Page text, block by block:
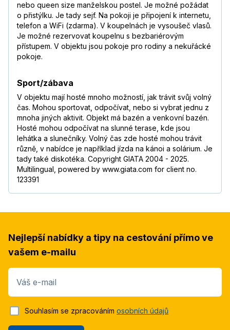
nebo queen size manželskou postel. Je možné požádat
o přistýlku. Je tady sejf. Na pokoji je připojení k internetu,
telefon a WiFi (zdarma). V koupelnách je vysoušeč vlasů.
Je možné rezervovat koupelnu s bezbariérovým
přístupem. V objektu jsou pokoje pro rodiny a nekuřácké
pokoje.
Sport/zábava
V objektu mají hosté mnoho možností, jak trávit svůj volný
čas. Mohou sportovat, odpočívat, nebo si vybrat jednu z
mnoha jiných aktivit. Objekt má bazén a venkovní bazén.
Hosté mohou odpočívat na slunné terase, kde jsou
lehátka a slunečníky. Volný čas zde hosté mohou trávit
různě, v nabídce je například jízda na kánoi a solárium. Je
tady také diskotéka. Copyright GIATA 2004 - 2025.
Multilingual, powered by www.giata.com for client no.
123391
Nejlepší nabídky a tipy na cestování přímo ve
vašem e-mailu
Váš e-mail
Souhlasím se zpracováním osobních údajů